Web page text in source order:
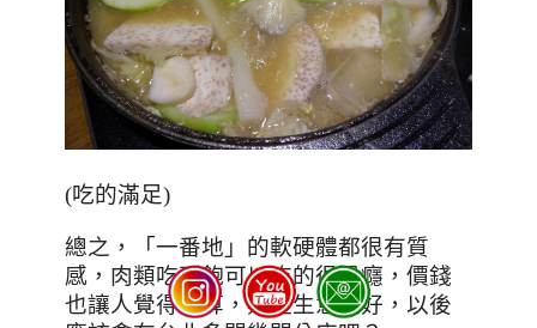
(吃的滿足)
總之，「一番地」的軟硬體都很有質
感，肉類吃到飽可以吃的很過癮，價錢
也讓人覺得划算，難怪生意很好，以後